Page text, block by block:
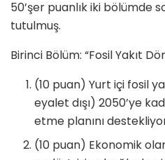
50’şer puanlık iki bölümde
tutulmuş.
Birinci Bölüm: “Fosil Yakıt
(10 puan) Yurt içi fosil
eyalet dışı) 2050’ye
etme planını
(10 puan) Ekonomik